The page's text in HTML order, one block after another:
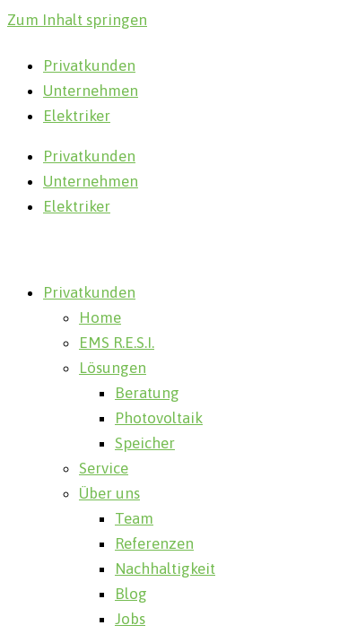
Zum Inhalt springen
Privatkunden
Unternehmen
Elektriker
Privatkunden
Unternehmen
Elektriker
Privatkunden
Home
EMS R.E.S.I.
Lösungen
Beratung
Photovoltaik
Speicher
Service
Über uns
Team
Referenzen
Nachhaltigkeit
Blog
Jobs